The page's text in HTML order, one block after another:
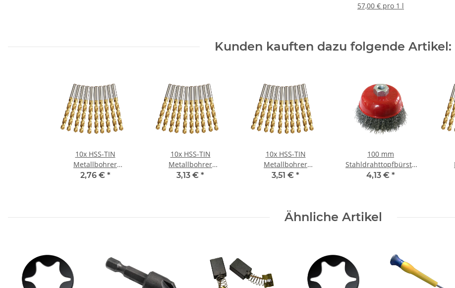
57,00 € pro 1 l
Kunden kauften dazu folgende Artikel:
10x HSS-TIN
Metallbohrer
Spiralbohrer für
2,76 € *
10x HSS-TIN
Metallbohrer
Spiralbohrer für
3,13 € *
10x HSS-TIN
Metallbohrer
Spiralbohrer für
3,51 € *
100 mm
Stahldrahttopfbürste
M14 Gewinde für
4,13 € *
Ähnliche Artikel